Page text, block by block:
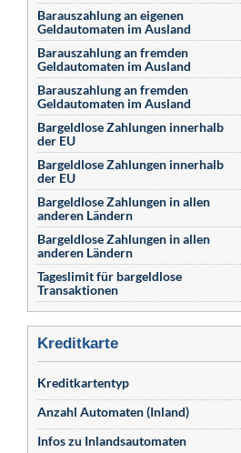
Barauszahlung an eigenen
Geldautomaten im Ausland
Barauszahlung an fremden
Geldautomaten im Ausland
Barauszahlung an fremden
Geldautomaten im Ausland
Bargeldlose Zahlungen innerhalb
der EU
Bargeldlose Zahlungen innerhalb
der EU
Bargeldlose Zahlungen in allen
anderen Ländern
Bargeldlose Zahlungen in allen
anderen Ländern
Tageslimit für bargeldlose
Transaktionen
Kreditkarte
Kreditkartentyp
Anzahl Automaten (Inland)
Infos zu Inlandsautomaten